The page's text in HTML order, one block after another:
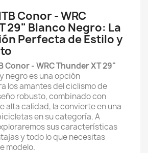
Conor - WRC
29" Blanco Negro: La
Perfecta de Estilo y
Conor - WRC Thunder XT 29"
negro es una opción
los amantes del ciclismo de
robusto, combinado con
alta calidad, la convierte en una
en su categoría. A
sus características
y todo lo que necesitas
modelo.